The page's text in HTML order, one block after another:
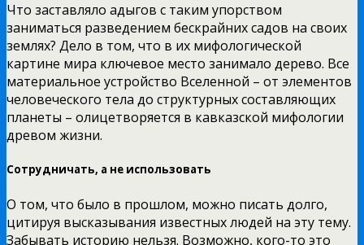
Что заставляло адыгов с таким упорством
заниматься разведением бескрайних садов на своих
землях? Дело в том, что в их мифологической
картине мира ключевое место занимало дерево. Все
материальное устройство Вселенной – от элементов
человеческого тела до структурных составляющих
планеты – олицетворяется в кавказской мифологии
древом жизни.
Сотрудничать, а не использовать
О том, что было в прошлом, можно писать долго,
цитируя высказывания известных людей на эту тему.
Забывать историю нельзя. Возможно, кого-то это